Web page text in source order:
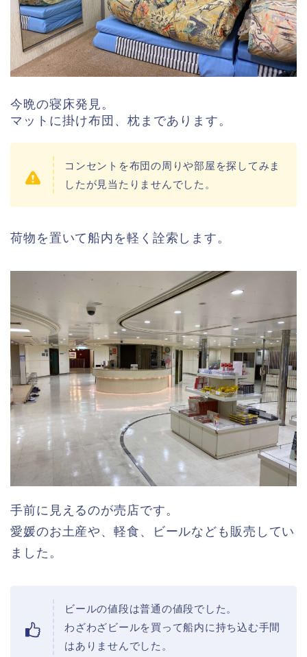
今晩の寝床発見。
マットに掛け布団、枕まであります。
コンセントを布団の周りや部屋を探してみま
したが見当たりませんでした。
荷物を置いて船内を軽く詮索します。
手前に見えるのが売店です。
愛媛のお土産や、軽食、ビールなども販売してい
ました。
ビールの値段は普通の値段でした。
わざわざビールを買って船内に持ち込む手間
はありませんでした。